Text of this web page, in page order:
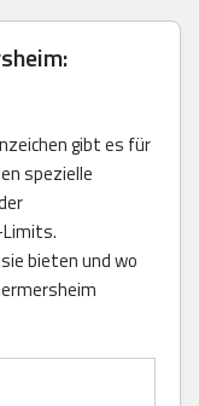
gibt es für
spezielle
bieten und wo